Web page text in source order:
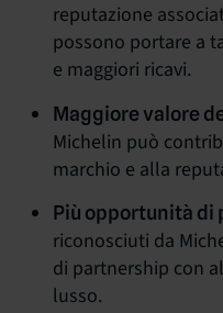
reputazione
possono portare a
e maggiori ricavi.
Maggiore valore
Michelin può
marchio e alla
Più opportunità di
riconosciuti da
di partnership con
lusso.